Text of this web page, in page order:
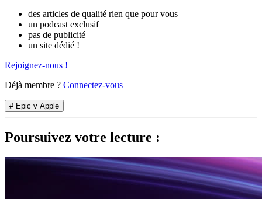
des articles de qualité rien que pour vous
un podcast exclusif
pas de publicité
un site dédié !
Rejoignez-nous !
Déjà membre ? Connectez-vous
# Epic v Apple
Poursuivez votre lecture :